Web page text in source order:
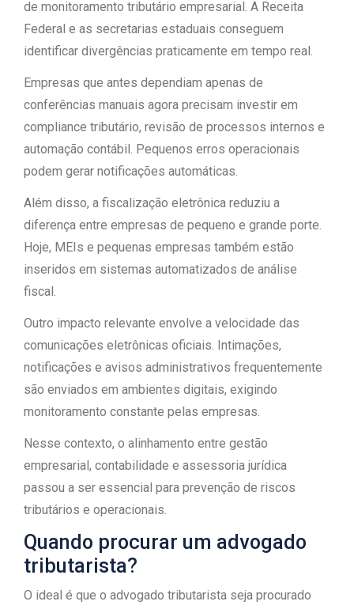
de monitoramento tributário empresarial. A Receita
Federal e as secretarias estaduais conseguem
identificar divergências praticamente em tempo real.
Empresas que antes dependiam apenas de
conferências manuais agora precisam investir em
compliance tributário, revisão de processos internos e
automação contábil. Pequenos erros operacionais
podem gerar notificações automáticas.
Além disso, a fiscalização eletrônica reduziu a
diferença entre empresas de pequeno e grande porte.
Hoje, MEIs e pequenas empresas também estão
inseridos em sistemas automatizados de análise
fiscal.
Outro impacto relevante envolve a velocidade das
comunicações eletrônicas oficiais. Intimações,
notificações e avisos administrativos frequentemente
são enviados em ambientes digitais, exigindo
monitoramento constante pelas empresas.
Nesse contexto, o alinhamento entre gestão
empresarial, contabilidade e assessoria jurídica
passou a ser essencial para prevenção de riscos
tributários e operacionais.
Quando procurar um advogado
tributarista?
O ideal é que o advogado tributarista seja procurado